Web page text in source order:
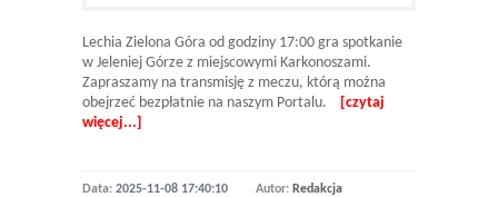
Lechia Zielona Góra od godziny 17:00 gra spotkanie
w Jeleniej Górze z miejscowymi Karkonoszami.
Zapraszamy na transmisję z meczu, którą można
obejrzeć bezpłatnie na naszym Portalu.
[czytaj
więcej...]
Data: 2025-11-08 17:40:10 Autor: Redakcja